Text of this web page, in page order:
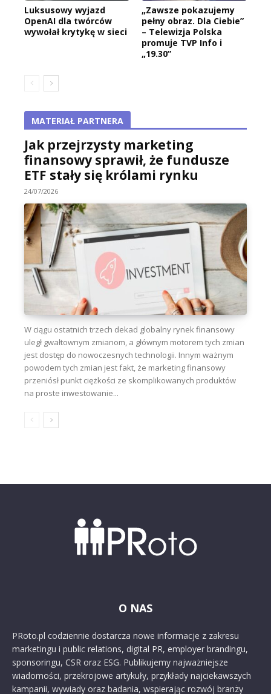
Luksusowy wyjazd
OpenAI dla twórców
wywołał krytykę w sieci
„Zawsze pokazujemy
pełny obraz. Dla Ciebie”
– Telewizja Polska
promuje TVP Info i
„19.30”
MATERIAŁ PARTNERA
Jak przejrzysty marketing
finansowy sprawił, że fundusze
ETF stały się królami rynku
24/07/2026
W ciągu ostatnich trzech dekad globalny rynek finansowy
uległ gwałtownym zmianom, a głównym motorem tych zmian
jest dostęp do nowoczesnych technologii. Innym ważnym
powodem tych zmian jest fakt, że marketing finansowy
przeniósł punkt ciężkości ze skomplikowanych produktów
na proste inwestowanie...
O NAS
PRoto.pl codziennie dostarcza nowe informacje z zakresu
marketingu i public relations, digital PR, employer brandingu,
sponsoringu, CSR oraz ESG. Publikujemy najważniejsze
wiadomości, przekrojowe artykuły, przykłady najciekawszych
kampanii, wywiady oraz badania, wspierając rozwój branży